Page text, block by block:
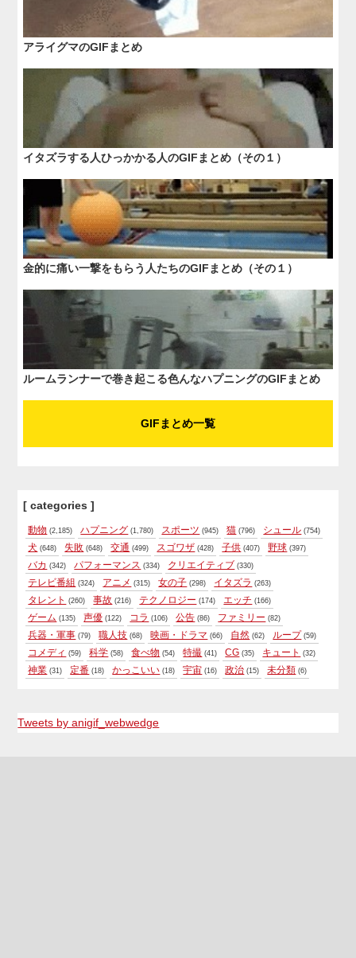
アライグマのGIFまとめ
イタズラする人ひっかかる人のGIFまとめ（その１）
金的に痛い一撃をもらう人たちのGIFまとめ（その１）
ルームランナーで巻き起こる色んなハプニングのGIFまとめ
GIFまとめ一覧
[ categories ]
動物 (2,185) ハプニング (1,780) スポーツ (945) 猫 (796) シュール (754)
犬 (648) 失敗 (648) 交通 (499) スゴワザ (428) 子供 (407) 野球 (397)
バカ (342) パフォーマンス (334) クリエイティブ (330)
テレビ番組 (324) アニメ (315) 女の子 (298) イタズラ (263)
タレント (260) 事故 (216) テクノロジー (174) エッチ (166)
ゲーム (135) 声優 (122) コラ (106) 公告 (86) ファミリー (82)
兵器・軍事 (79) 職人技 (68) 映画・ドラマ (66) 自然 (62) ループ (59)
コメディ (59) 科学 (58) 食べ物 (54) 特撮 (41) CG (35) キュート (32)
神業 (31) 定番 (18) かっこいい (18) 宇宙 (16) 政治 (15) 未分類 (6)
Tweets by anigif_webwedge